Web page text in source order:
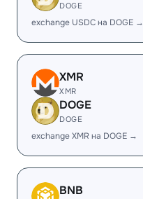
DOGE
exchange USDC на DOGE →
XMR
XMR
DOGE
DOGE
exchange XMR на DOGE →
BNB